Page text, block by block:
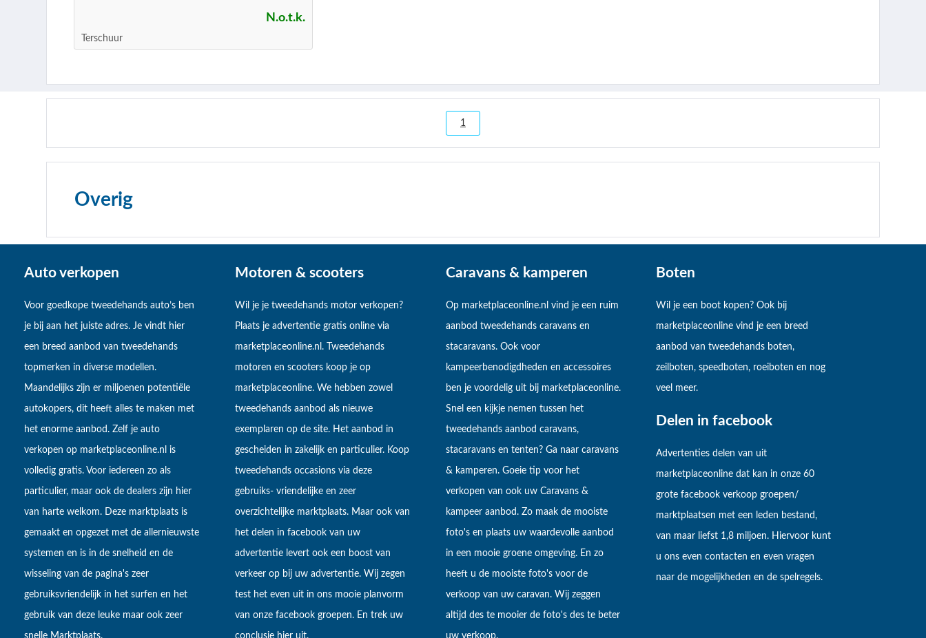
N.o.t.k.
Terschuur
1
Overig
Auto verkopen
Voor goedkope tweedehands auto’s ben
je bij aan het juiste adres. Je vindt hier
een breed aanbod van tweedehands
topmerken in diverse modellen.
Maandelijks zijn er miljoenen potentiële
autokopers, dit heeft alles te maken met
het enorme aanbod. Zelf je auto
verkopen op marketplaceonline.nl is
volledig gratis. Voor iedereen zo als
particulier, maar ook de dealers zijn hier
van harte welkom. Deze marktplaats is
gemaakt en opgezet met de allernieuwste
systemen en is in de snelheid en de
wisseling van de pagina's zeer
gebruiksvriendelijk in het surfen en het
gebruik van deze leuke maar ook zeer
Motoren & scooters
Wil je je tweedehands motor verkopen?
Plaats je advertentie gratis online via
marketplaceonline.nl. Tweedehands
motoren en scooters koop je op
marketplaceonline. We hebben zowel
tweedehands aanbod als nieuwe
exemplaren op de site. Het aanbod in
gescheiden in zakelijk en particulier. Koop
tweedehands occasions via deze
gebruiks- vriendelijke en zeer
overzichtelijke marktplaats. Maar ook van
het delen in facebook van uw
advertentie levert ook een boost van
verkeer op bij uw advertentie. Wij zegen
test het even uit in ons mooie planvorm
van onze facebook groepen. En trek uw
Caravans & kamperen
Op marketplaceonline.nl vind je een ruim
aanbod tweedehands caravans en
stacaravans. Ook voor
kampeerbenodigdheden en accessoires
ben je voordelig uit bij marketplaceonline.
Snel een kijkje nemen tussen het
tweedehands aanbod caravans,
stacaravans en tenten? Ga naar caravans
& kamperen. Goeie tip voor het
verkopen van ook uw Caravans &
kampeer aanbod. Zo maak de mooiste
foto's en plaats uw waardevolle aanbod
in een mooie groene omgeving. En zo
heeft u de mooiste foto's voor de
verkoop van uw caravan. Wij zeggen
altijd des te mooier de foto's des te beter
Boten
Wil je een boot kopen? Ook bij
marketplaceonline vind je een breed
aanbod van tweedehands boten,
zeilboten, speedboten, roeiboten en nog
veel meer.
Delen in facebook
Advertenties delen van uit
marketplaceonline dat kan in onze 60
grote facebook verkoop groepen/
marktplaatsen met een leden bestand,
van maar liefst 1,8 miljoen. Hiervoor kunt
u ons even contacten en even vragen
naar de mogelijkheden en de spelregels.